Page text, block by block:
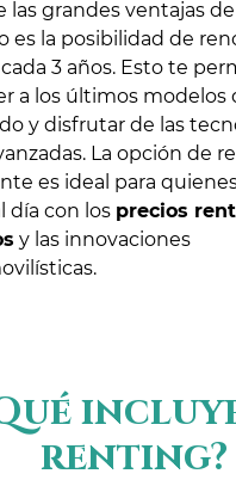
las grandes ventajas
es la posibilidad de
3 años. Esto te
a los últimos modelos
y disfrutar de las
La opción de
es ideal para
día con los precios
y las innovaciones
renting?